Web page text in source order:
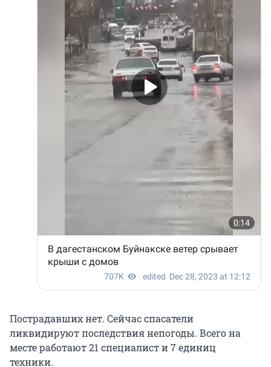
Пострадавших нет. Сейчас спасатели
ликвидируют последствия непогоды. Всего на
месте работают 21 специалист и 7 единиц
техники.